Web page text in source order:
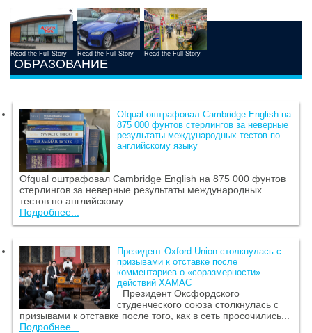
Read the Full Story Read the Full Story Read the Full Story
ОБРАЗОВАНИЕ
Ofqual оштрафовал Cambridge English на
875 000 фунтов стерлингов за неверные
результаты международных тестов по
английскому языку
Ofqual оштрафовал Cambridge English на 875 000 фунтов
стерлингов за неверные результаты международных
тестов по английскому...
Подробнее...
Президент Oxford Union столкнулась с
призывами к отставке после
комментариев о «соразмерности»
действий ХАМАС
Президент Оксфордского
студенческого союза столкнулась с
призывами к отставке после того, как в сеть просочились...
Подробнее...